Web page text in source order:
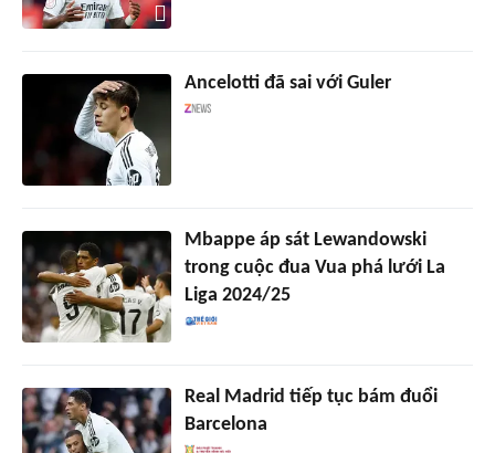
Ancelotti đã sai với Guler
Mbappe áp sát Lewandowski
trong cuộc đua Vua phá lưới La
Liga 2024/25
Real Madrid tiếp tục bám đuổi
Barcelona